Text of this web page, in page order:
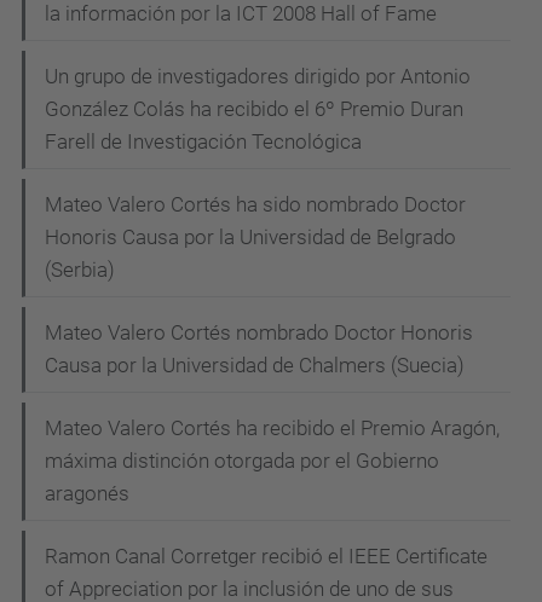
la información por la ICT 2008 Hall of Fame
Un grupo de investigadores dirigido por Antonio
González Colás ha recibido el 6º Premio Duran
Farell de Investigación Tecnológica
Mateo Valero Cortés ha sido nombrado Doctor
Honoris Causa por la Universidad de Belgrado
(Serbia)
Mateo Valero Cortés nombrado Doctor Honoris
Causa por la Universidad de Chalmers (Suecia)
Mateo Valero Cortés ha recibido el Premio Aragón,
máxima distinción otorgada por el Gobierno
aragonés
Ramon Canal Corretger recibió el IEEE Certificate
of Appreciation por la inclusión de uno de sus